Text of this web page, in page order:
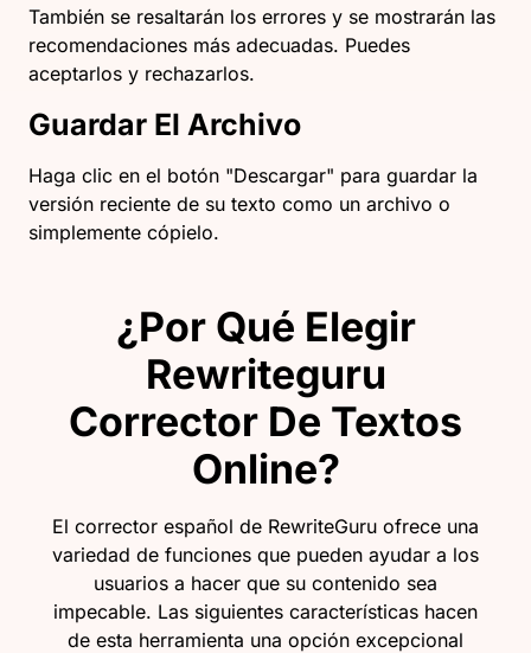
También se resaltarán los errores y se mostrarán las
recomendaciones más adecuadas. Puedes
aceptarlos y rechazarlos.
Guardar El Archivo
Haga clic en el botón "Descargar" para guardar la
versión reciente de su texto como un archivo o
simplemente cópielo.
¿Por Qué Elegir
Rewriteguru
Corrector De Textos
Online?
El corrector español de RewriteGuru ofrece una
variedad de funciones que pueden ayudar a los
usuarios a hacer que su contenido sea
impecable. Las siguientes características hacen
de esta herramienta una opción excepcional